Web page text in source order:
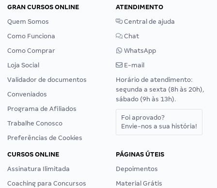
GRAN CURSOS ONLINE
Quem Somos
Como Funciona
Como Comprar
Loja Social
Validador de documentos
Conveniados
Programa de Afiliados
Trabalhe Conosco
Preferências de Cookies
ATENDIMENTO
Central de ajuda
Chat
WhatsApp
E-mail
Horário de atendimento:
segunda a sexta (8h às 20h),
sábado (9h às 13h).
Foi aprovado?
Envie-nos a sua história!
CURSOS ONLINE
Assinatura Ilimitada
Coaching para Concursos
PÁGINAS ÚTEIS
Depoimentos
Material Grátis